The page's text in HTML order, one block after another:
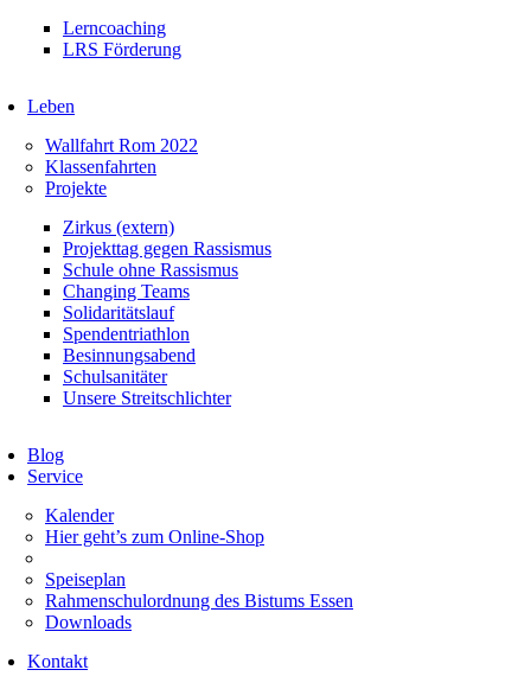
Lerncoaching
LRS Förderung
Leben
Wallfahrt Rom 2022
Klassenfahrten
Projekte
Zirkus (extern)
Projekttag gegen Rassismus
Schule ohne Rassismus
Changing Teams
Solidaritätslauf
Spendentriathlon
Besinnungsabend
Schulsanitäter
Unsere Streitschlichter
Blog
Service
Kalender
Hier geht’s zum Online-Shop
Speiseplan
Rahmenschulordnung des Bistums Essen
Downloads
Kontakt